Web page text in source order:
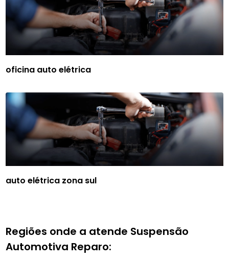
oficina auto elétrica
auto elétrica zona sul
Regiões onde a atende Suspensão
Automotiva Reparo: